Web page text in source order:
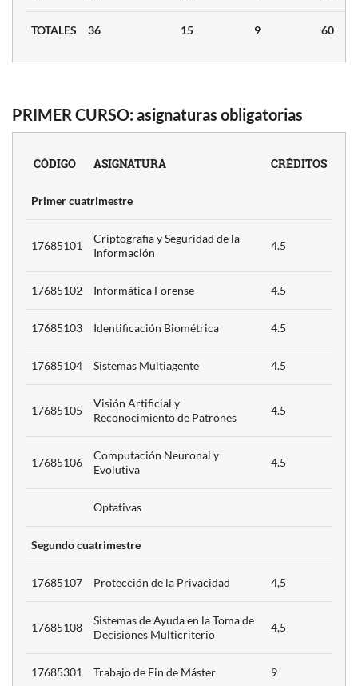
TOTALES 36 15 9 60
PRIMER CURSO: asignaturas obligatorias
CÓDIGO ASIGNATURA CRÉDITOS
Primer cuatrimestre
17685101
Criptografia y Seguridad de la
Información
4.5
17685102 Informática Forense 4.5
17685103 Identificación Biométrica 4.5
17685104 Sistemas Multiagente 4.5
17685105
Visión Artificial y
Reconocimiento de Patrones
4.5
17685106
Computación Neuronal y
Evolutiva
4.5
Optativas
Segundo cuatrimestre
17685107 Protección de la Privacidad 4,5
17685108
Sistemas de Ayuda en la Toma de
Decisiones Multicriterio
4,5
17685301 Trabajo de Fin de Máster 9
3
4.5
3
3